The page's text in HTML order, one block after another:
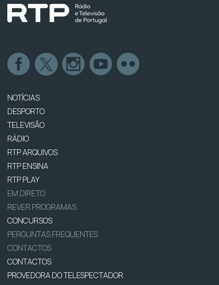
NOTÍCIAS
DESPORTO
TELEVISÃO
RÁDIO
RTP ARQUIVOS
RTP ENSINA
RTP PLAY
EM DIRETO
REVER PROGRAMAS
CONCURSOS
PERGUNTAS FREQUENTES
CONTACTOS
CONTACTOS
PROVEDORA DO TELESPECTADOR